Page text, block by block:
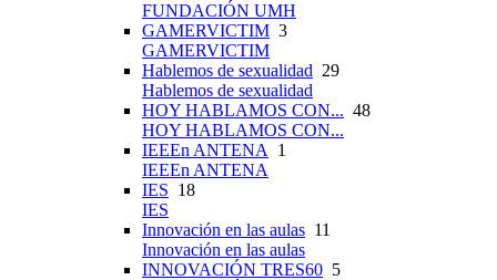
FUNDACIÓN UMH
GAMERVICTIM 3
GAMERVICTIM
Hablemos de sexualidad 29
Hablemos de sexualidad
HOY HABLAMOS CON... 48
HOY HABLAMOS CON...
IEEEn ANTENA
1
IEEEn ANTENA
IES 18
IES
Innovación en las aulas 11
Innovación en las aulas
INNOVACIÓN TRES60 5